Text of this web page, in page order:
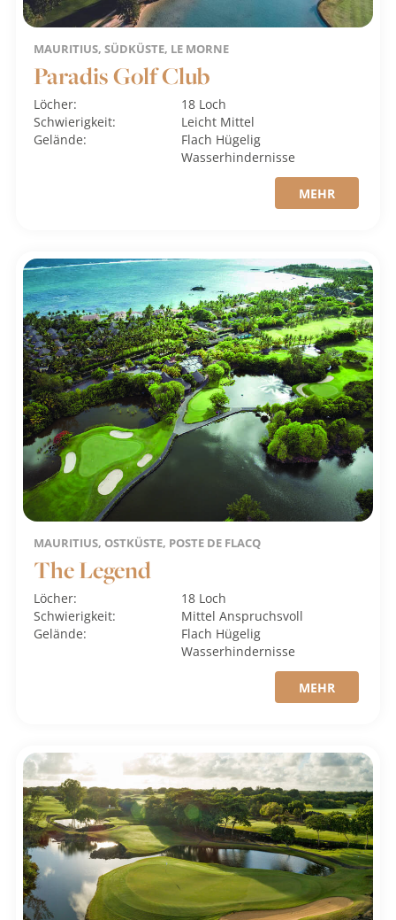
MAURITIUS, SÜDKÜSTE, LE MORNE
Paradis Golf Club
Löcher:
18 Loch
Schwierigkeit:
Leicht Mittel
Gelände:
Flach Hügelig
Wasserhindernisse
MEHR
MAURITIUS, OSTKÜSTE, POSTE DE FLACQ
The Legend
Löcher:
18 Loch
Schwierigkeit:
MittelAnspruchsvoll
Gelände:
Flach Hügelig
Wasserhindernisse
MEHR